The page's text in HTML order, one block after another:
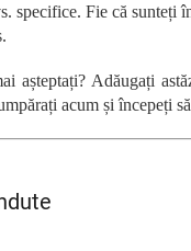
specifice. Fie că sunteți
așteptați? Adăugați
acum și începeți